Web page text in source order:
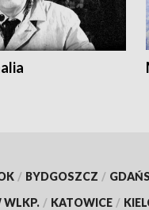
/ BYDGOSZCZ /
WLKP. / KATOWICE /